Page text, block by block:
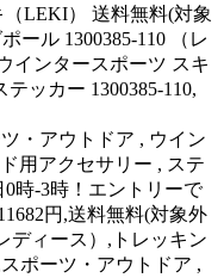
LEKI） 送料無料(対象
ール 1300385-110 （レ
インタースポーツ スキ
ッカー 1300385-110,
ツ・アウトドア , ウイン
用アクセサリー , ステ
0時-3時！エントリーで
円,送料無料(対象外
ディース）,トレッキン
スポーツ・アウトドア ,